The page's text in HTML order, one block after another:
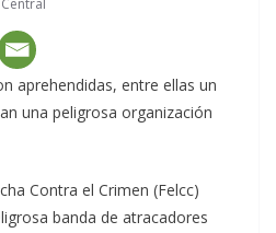
aprehendidas, entre ellas un
una peligrosa organización
Contra el Crimen (Felcc)
banda de atracadores